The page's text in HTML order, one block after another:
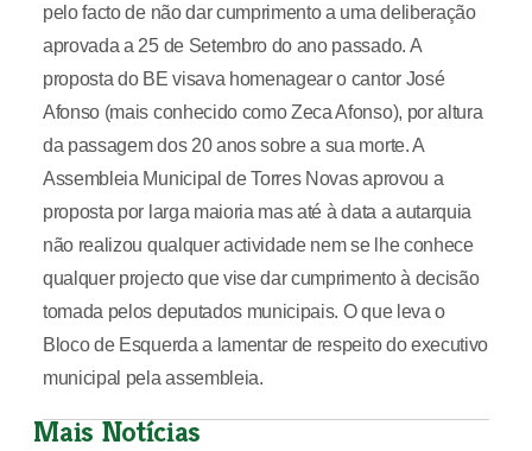
pelo facto de não dar cumprimento a uma deliberação
aprovada a 25 de Setembro do ano passado. A
proposta do BE visava homenagear o cantor José
Afonso (mais conhecido como Zeca Afonso), por altura
da passagem dos 20 anos sobre a sua morte. A
Assembleia Municipal de Torres Novas aprovou a
proposta por larga maioria mas até à data a autarquia
não realizou qualquer actividade nem se lhe conhece
qualquer projecto que vise dar cumprimento à decisão
tomada pelos deputados municipais. O que leva o
Bloco de Esquerda a lamentar de respeito do executivo
municipal pela assembleia.
Mais Notícias